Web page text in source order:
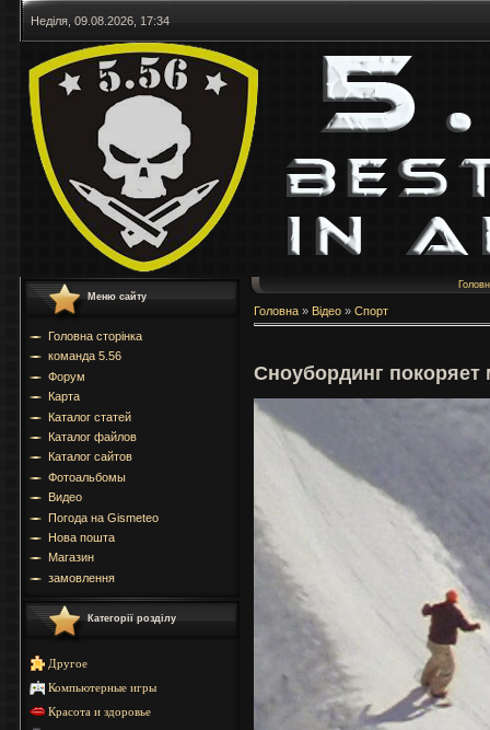
Неділя, 09.08.2026, 17:34
Меню сайту
Головна сторінка
команда 5.56
Форум
Карта
Каталог статей
Каталог файлов
Каталог сайтов
Фотоальбомы
Видео
Погода на Gismeteo
Нова пошта
Магазин
замовлення
Категорії розділу
Другое
Компьютерные игры
Красота и здоровье
Головна » Відео » Спорт
Сноубординг покоряет